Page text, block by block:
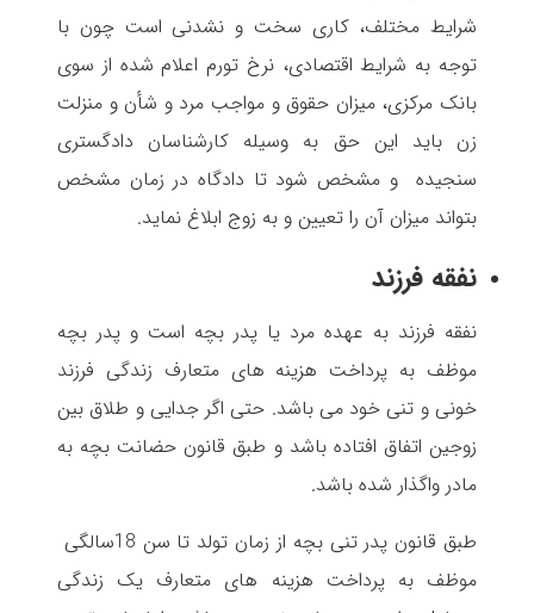
شرایط مختلف، کاری سخت و نشدنی است چون با
توجه به شرایط اقتصادی، نرخ تورم اعلام شده از سوی
بانک مرکزی، میزان حقوق و مواجب مرد و شأن و منزلت
زن باید این حق به وسیله کارشناسان دادگستری
سنجیده و مشخص شود تا دادگاه در زمان مشخص
بتواند میزان آن را تعیین و به زوج ابلاغ نماید.
نفقه فرزند
نفقه فرزند به عهده مرد یا پدر بچه است و پدر بچه
موظف به پرداخت هزینه های متعارف زندگی فرزند
خونی و تنی خود می باشد. حتی اگر جدایی و طلاق بین
زوجین اتفاق افتاده باشد و طبق قانون حضانت بچه به
مادر واگذار شده باشد.
طبق قانون پدر تنی بچه از زمان تولد تا سن 18سالگی
موظف به پرداخت هزینه های متعارف یک زندگی